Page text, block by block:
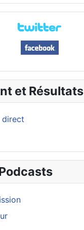
et Résultats
direct